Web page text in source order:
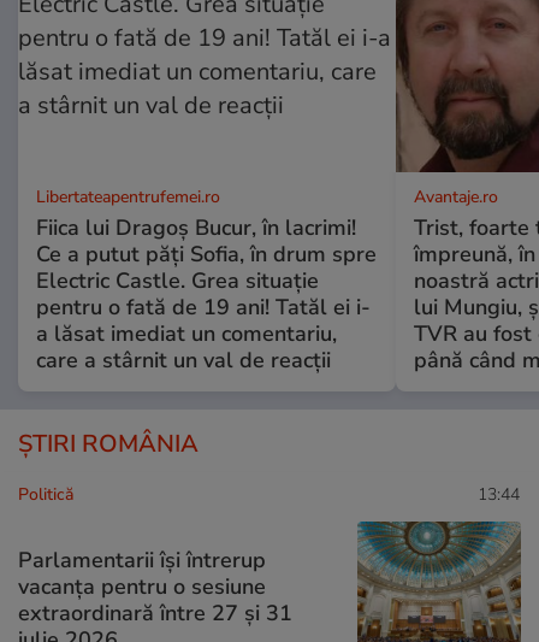
Libertateapentrufemei.ro
Fiica lui Dragoș Bucur, în lacrimi!
Ce a putut păți Sofia, în drum spre
Electric Castle. Grea situație
pentru o fată de 19 ani! Tatăl ei i-
a lăsat imediat un comentariu,
care a stârnit un val de reacții
Avantaje.ro
Trist, foarte
împreună,
noastră
lui Mungiu,
TVR au
până când
ȘTIRI ROMÂNIA
Politică 13:44
Parlamentarii își întrerup
vacanța pentru o sesiune
extraordinară între 27 și 31